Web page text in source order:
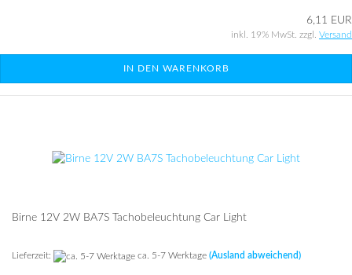
6,11 EUR
inkl. 19% MwSt. zzgl. Versand
IN DEN WARENKORB
Birne 12V 2W BA7S Ta­cho­be­leuch­tung Car Light
Lieferzeit: ca. 5-7 Werktage (Ausland abweichend)